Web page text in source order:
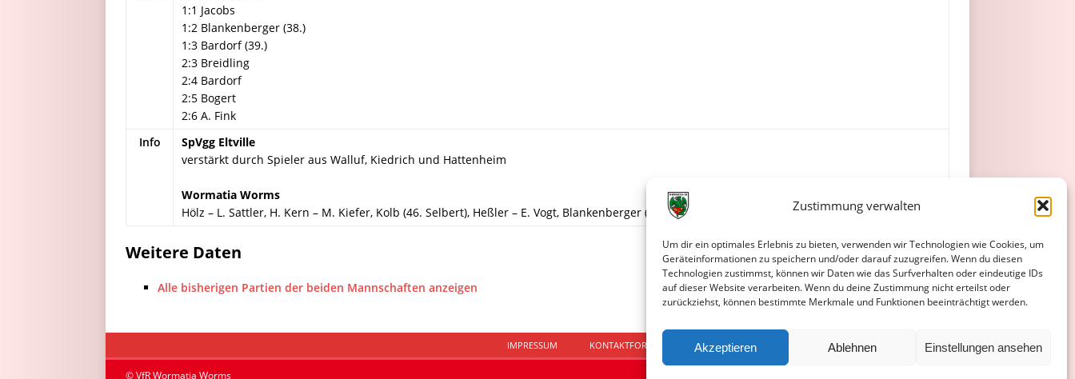
Zustimmung verwalten
Um dir ein optimales Erlebnis zu bieten, verwenden wir Technologien wie Cookies, um
Geräteinformationen zu speichern und/oder darauf zuzugreifen. Wenn du diesen
Technologien zustimmst, können wir Daten wie das Surfverhalten oder eindeutige IDs
auf dieser Website verarbeiten. Wenn du deine Zustimmung nicht erteilst oder
zurückziehst, können bestimmte Merkmale und Funktionen beeinträchtigt werden.
Akzeptieren Ablehnen Einstellungen ansehen
1:1 Jacobs
1:2 Blankenberger (38.)
1:3 Bardorf (39.)
2:3 Breidling
2:4 Bardorf
2:5 Bogert
2:6 A. Fink
Info
SpVgg Eltville
verstärkt durch Spieler aus Walluf, Kiedrich und Hattenheim
Wormatia Worms
Hölz – L. Sattler, H. Kern – M. Kiefer, Kolb (46. Selbert), Heßler – E. Vogt, Blankenberger (46. A. Fink), Hammer, Bogert, Bardorf.
Weitere Daten
Alle bisherigen Partien der beiden Mannschaften anzeigen
IMPRESSUM KONTAKTFORMULAR DATENSCHUTZERKLÄRUNG COOKIE-RICHTLINIE (EU)
© VfR Wormatia Worms